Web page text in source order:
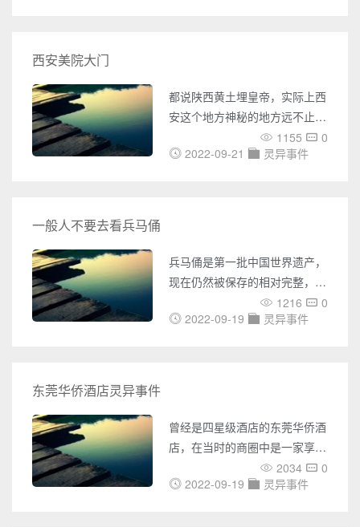
敢去荔枝广场吗。 荔湾广场灵
异事件故事 荔枝广场使用草书
写的，而那个“广”字写的就非常
的像一个&ldq
西安美院大门
都说陕西黄土埋皇帝，实际上西
安这个地方神秘的地方远不止于
此。作为西北唯一一家高等美术
学院——西安美术学院一直以来
学解释的诡异事情。 西安美术
学院在1994年搬迁到雁塔区，
大雁塔正对面后，就发生了许多
诡异的
1155
0
2022-09-21
灵异事件
一般人不要去看兵马俑
兵马俑是第一批中国世界遗产，
现在仍然被保存的相对完整，被
誉为世界八大奇迹之一。但很多
人都说兵马俑有点“邪”，不要经
接触，尤其明宋之前的墓中物
品。比如有一些古玩爱好者，他
们在买古玩的时候会详细打探是
否是墓里出来的东西，如果是他
1216
0
2022-09-19
灵异事件
东莞华侨酒店灵异事件
曾经是四星级酒店的东莞华侨酒
店，在当时的商圈中是一家享有
盛誉的大饭店，但现在却荒废了
十多年，仍未拆毁已被拍卖，还
2034
0
2022-09-19
灵异事件